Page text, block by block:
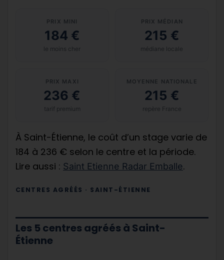
PRIX MINI
184 €
le moins cher
PRIX MÉDIAN
215 €
médiane locale
PRIX MAXI
236 €
tarif premium
MOYENNE NATIONALE
215 €
repère France
À Saint-Étienne, le coût d’un stage varie de
184 à 236 € selon le centre et la période.
Lire aussi : Saint Etienne Radar Emballe.
CENTRES AGRÉÉS · SAINT-ÉTIENNE
Les 5 centres agréés à Saint-
Étienne